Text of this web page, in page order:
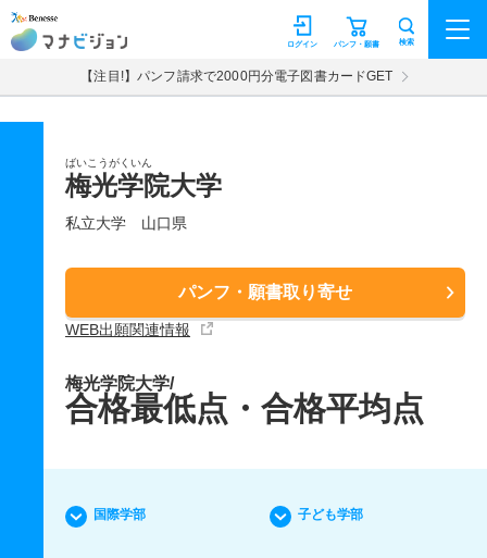
マナビジョン パンフ・願書
ログイン 検索
【注目!】パンフ請求で2000円分電子図書カードGET
ばいこうがくいん
梅光学院大学
私立大学 山口県
パンフ・願書取り寄せ
WEB出願関連情報
梅光学院大学/
合格最低点・合格平均点
国際学部 子ども学部